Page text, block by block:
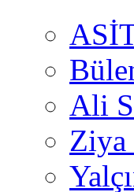
Ali
Ziya